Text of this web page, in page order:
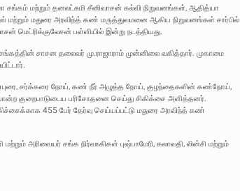
சங்கம் மற்றும் தனலட்சுமி சீனிவாசன் கல்வி நிறுவனங்கள், ஆதித்யா
மதுரை அரவிந்த் கண் மருத்துவமனை ஆகிய நிறுவனங்கள் சார்பில்
மெட்ரிக்குலேசன் பள்ளியில் இன்று நடத்தியது.
சாசன தலைவர் மு.ராஜாராம் முன்னிலை வகித்தார். முகாமை
சர்க்கரை நோய், கண் நீர் அழுத்த நோய், குழந்தைகளின் கண்நோய்,
குறைபாடுடைய பரிசோதனை செய்து சிகிக்சை அளித்தனர்.
455 பேர் தேர்வு செய்யப்பட்டு மதுரை அரவிந்த் கண்
அரிவையர் சங்க நிர்வாகிகள் புஷ்பாமேரி, கலாவதி, லின்சி மற்றும்